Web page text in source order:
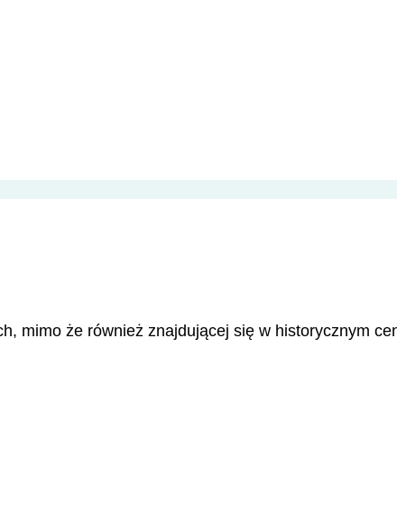
mimo że również znajdującej się w historycznym